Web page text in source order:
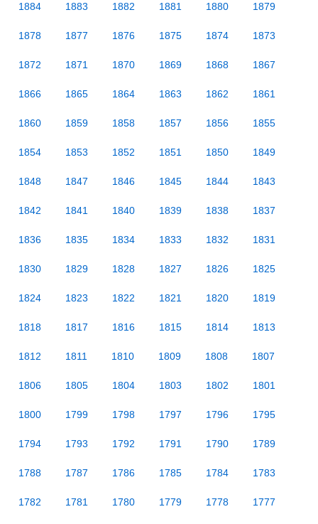
1884 1883 1882 1881 1880 1879
1878 1877 1876 1875 1874 1873
1872 1871 1870 1869 1868 1867
1866 1865 1864 1863 1862 1861
1860 1859 1858 1857 1856 1855
1854 1853 1852 1851 1850 1849
1848 1847 1846 1845 1844 1843
1842 1841 1840 1839 1838 1837
1836 1835 1834 1833 1832 1831
1830 1829 1828 1827 1826 1825
1824 1823 1822 1821 1820 1819
1818 1817 1816 1815 1814 1813
1812 1811 1810 1809 1808 1807
1806 1805 1804 1803 1802 1801
1800 1799 1798 1797 1796 1795
1794 1793 1792 1791 1790 1789
1788 1787 1786 1785 1784 1783
1782 1781 1780 1779 1778 1777